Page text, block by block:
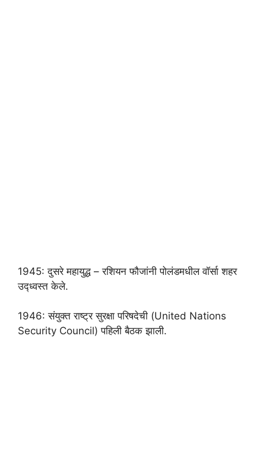
1945: दुसरे महायुद्ध – रशियन फौजांनी पोलंडमधील वॉर्सा शहर
उद्ध्वस्त केले.
1946: संयुक्त राष्ट्र सुरक्षा परिषदेची (United Nations
Security Council) पहिली बैठक झाली.